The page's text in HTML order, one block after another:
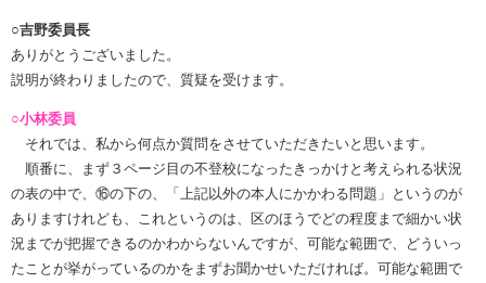
○吉野委員長
ありがとうございました。
説明が終わりましたので、質疑を受けます。
○小林委員
それでは、私から何点か質問をさせていただきたいと思います。
順番に、まず３ページ目の不登校になったきっかけと考えられる状況
の表の中で、⑯の下の、「上記以外の本人にかかわる問題」というのが
ありますけれども、これというのは、区のほうでどの程度まで細かい状
況までが把握できるのかわからないんですが、可能な範囲で、どういっ
たことが挙がっているのかをまずお聞かせいただければ。可能な範囲で